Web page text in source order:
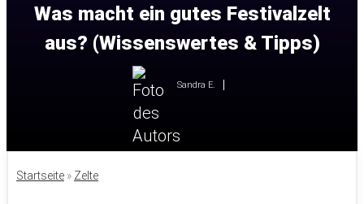
Was macht ein gutes Festivalzelt
aus? (Wissenswertes & Tipps)
Sandra E.
Startseite » Zelte